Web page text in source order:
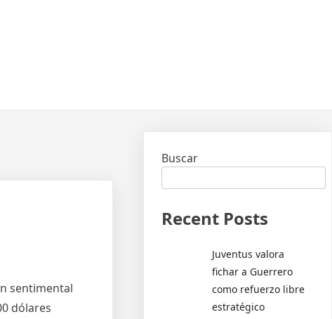
sentimental
dólares
Buscar
Recent Posts
Juventus valora
fichar a Guerrero
como refuerzo libre
estratégico